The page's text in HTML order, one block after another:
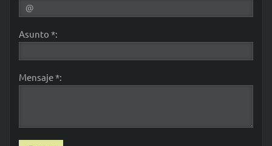
Asunto *:
Mensaje *: